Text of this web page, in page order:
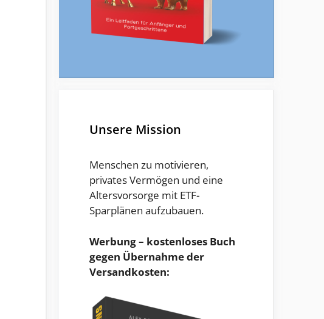
Unsere Mission
Menschen zu motivieren,
privates Vermögen und eine
Altersvorsorge mit ETF-
Sparplänen aufzubauen.
Werbung – kostenloses Buch
gegen Übernahme der
Versandkosten: